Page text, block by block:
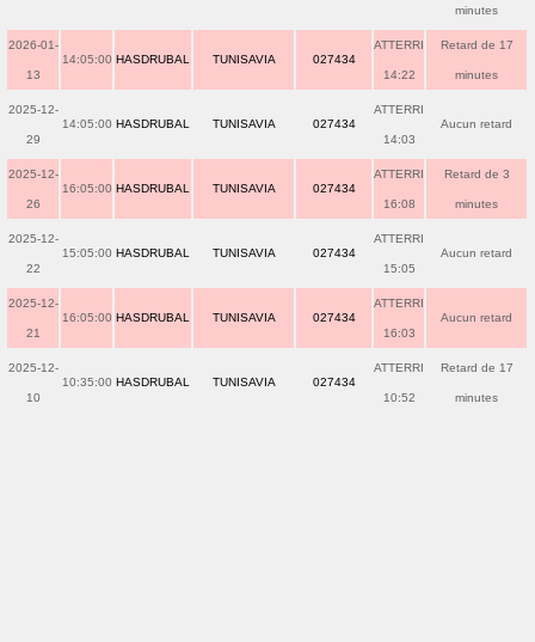
minutes
2026-01-
13
14:05:00 HASDRUBAL TUNISAVIA 027434
ATTERRI
14:22
Retard de 17
minutes
2025-12-
29
14:05:00 HASDRUBAL TUNISAVIA 027434
ATTERRI
14:03
Aucun retard
2025-12-
26
16:05:00 HASDRUBAL TUNISAVIA 027434
ATTERRI
16:08
Retard de 3
minutes
2025-12-
22
15:05:00 HASDRUBAL TUNISAVIA 027434
ATTERRI
15:05
Aucun retard
2025-12-
21
16:05:00 HASDRUBAL TUNISAVIA 027434
ATTERRI
16:03
Aucun retard
2025-12-
10
10:35:00 HASDRUBAL TUNISAVIA 027434
ATTERRI
10:52
Retard de 17
minutes